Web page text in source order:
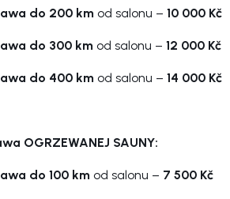
do 200 km od salonu – 10 000 Kč
do 300 km od salonu – 12 000 Kč
do 400 km od salonu – 14 000 Kč
OGRZEWANEJ SAUNY:
do 100 km od salonu – 7 500 Kč